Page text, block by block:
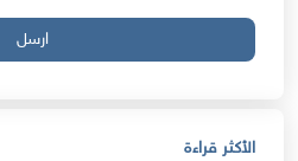
ارسل
الأكثر قراءة